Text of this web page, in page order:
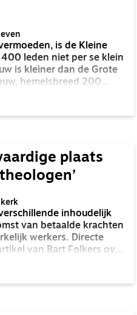
aan de TUU,
is de Kleine
leden niet per se klein
is kleiner dan de Grote
hemelsbreed 200
kerkt. ‘Maar’, merkt
op papier meer leden, dus
grote kerk. Toch denk ik
plaats
inhoudelijk
van betaalde krachten
werkers. Directe
van Bart Folkers over
verwachte toename
en berichtgeving
en de soms